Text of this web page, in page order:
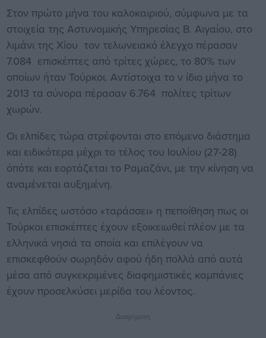
Στον πρώτο μήνα του καλοκαιριού, σύμφωνα με τα
στοιχεία της Αστυνομικής Υπηρεσίας Β. Αιγαίου, στο
λιμάνι της Χίου τον τελωνειακό έλεγχο πέρασαν
7.084 επισκέπτες από τρίτες χώρες, το 80% των
οποίων ήταν Τούρκοι. Αντίστοιχα το ν ίδιο μήνα το
2013 τα σύνορα πέρασαν 6.764 πολίτες τρίτων
χωρών.
Οι ελπίδες τώρα στρέφονται στο επόμενο διάστημα
και ειδικότερα μέχρι το τέλος του Ιουλίου (27-28)
όπότε και εορτάζεται το Ραμαζάνι, με την κίνηση να
αναμένεται αυξημένη.
Τις ελπίδες ωστόσο «ταράσσει» η πεποίθηση πως οι
Τούρκοι επισκέπτες έχουν εξοικειωθεί πλέον με τα
ελληνικά νησιά τα οποία και επιλέγουν να
επισκεφθούν σωρηδόν αφού ήδη πολλά από αυτά
μέσα από συγκεκριμένες διαφημιστικές καμπάνιες
έχουν προσελκύσει μερίδα του λέοντος.
Διαφήμιση